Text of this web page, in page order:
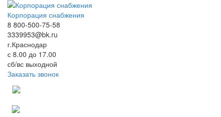
Корпорация снабжения
8 800-500-75-58
3339953@bk.ru
г.Краснодар
с 8.00 до 17.00
сб/вс выходной
Заказать звонок